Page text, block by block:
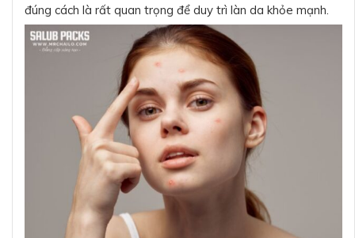
đúng cách là rất quan trọng để duy trì làn da khỏe mạnh.